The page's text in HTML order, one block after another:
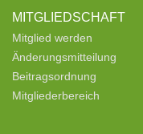
MITGLIEDSCHAFT
Mitglied werden
Änderungsmitteilung
Beitragsordnung
Mitgliederbereich